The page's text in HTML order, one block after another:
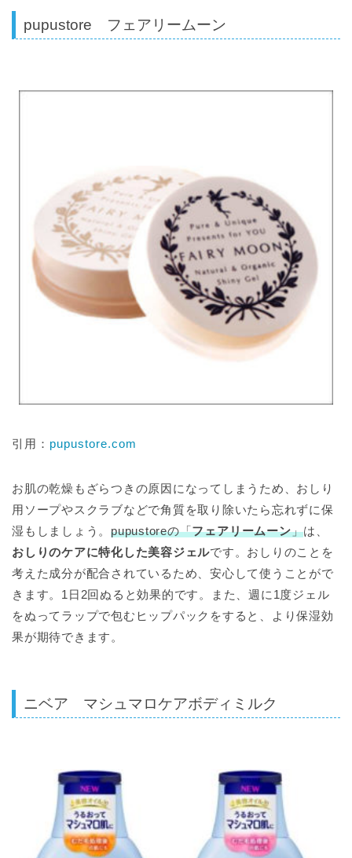
pupustore フェアリームーン
引用： pupustore.com
お肌の乾燥もざらつきの原因になってしまうため、おしり
用ソープやスクラブなどで角質を取り除いたら忘れずに保
湿もしましょう。pupustoreの「フェアリームーン」は、
おしりのケアに特化した美容ジェルです。おしりのことを
考えた成分が配合されているため、安心して使うことがで
きます。1日2回ぬると効果的です。また、週に1度ジェル
をぬってラップで包むヒップパックをすると、より保湿効
果が期待できます。
ニベア マシュマロケアボディミルク